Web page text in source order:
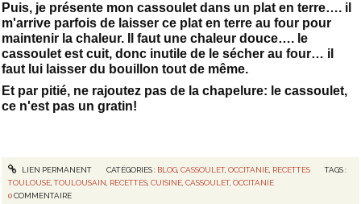
Puis, je présente mon cassoulet dans un plat en terre…. il
m'arrive parfois de laisser ce plat en terre au four pour
maintenir la chaleur. Il faut une chaleur douce…. le
cassoulet est cuit, donc inutile de le sécher au four… il
faut lui laisser du bouillon tout de même.
Et par pitié, ne rajoutez pas de la chapelure: le cassoulet,
ce n'est pas un gratin!
LIEN PERMANENT CATÉGORIES : BLOG, CASSOULET, OCCITANIE, RECETTES
TAGS :
TOULOUSE ,TOULOUSAIN RECETTES ,CUISINE ,CASSOULET,OCCITANIE
0COMMENTAIRE